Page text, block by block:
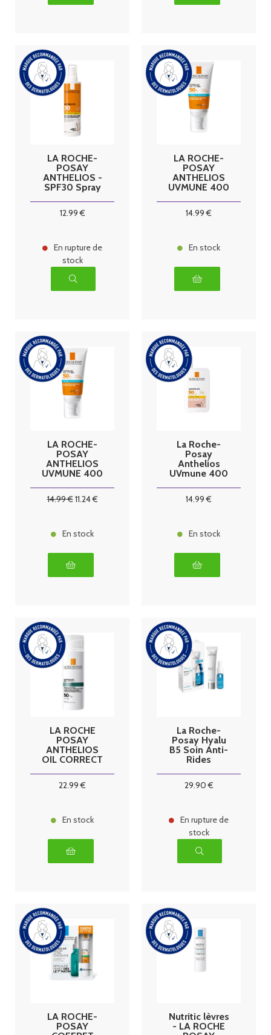
LA ROCHE-
POSAY
ANTHELIOS -
SPF30 Spray
Corps, 200ml
12.99€
En rupture de
stock
LA ROCHE-
POSAY
ANTHELIOS
UVMUNE 400
Hydratante
14.99 €
En stock
LA ROCHE-
POSAY
ANTHELIOS
UVMUNE 400
SPF50+ -
14.99€11.24€
En stock
La Roche-
Posay
Anthelios
UVmune 400
14.99 €
En stock
LA ROCHE
POSAY
ANTHELIOS
OIL CORRECT
22.99 €
En stock
La Roche-
Posay Hyalu
B5 Soin Anti-
Rides
ml + Sérum
29.90€
En rupture de
stock
LA ROCHE-
POSAY
Nutritic lèvres
- LA ROCHE